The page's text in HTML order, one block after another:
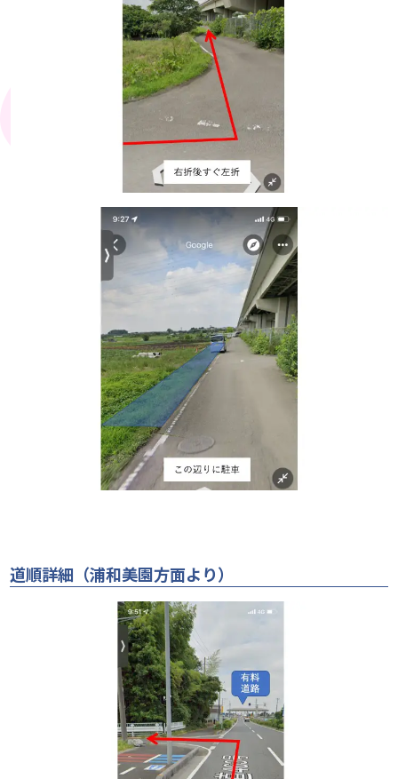
道順詳細（浦和美園方面より）